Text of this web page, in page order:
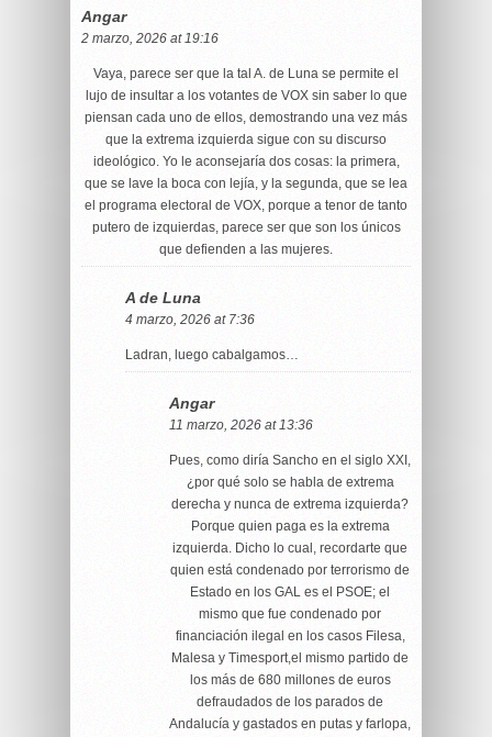
Angar
2 marzo, 2026 at 19:16
Vaya, parece ser que la tal A. de Luna se permite el
lujo de insultar a los votantes de VOX sin saber lo que
piensan cada uno de ellos, demostrando una vez más
que la extrema izquierda sigue con su discurso
ideológico. Yo le aconsejaría dos cosas: la primera,
que se lave la boca con lejía, y la segunda, que se lea
el programa electoral de VOX, porque a tenor de tanto
putero de izquierdas, parece ser que son los únicos
que defienden a las mujeres.
A de Luna
4 marzo, 2026 at 7:36
Ladran, luego cabalgamos…
Angar
11 marzo, 2026 at 13:36
Pues, como diría Sancho en el siglo XXI,
¿por qué solo se habla de extrema
derecha y nunca de extrema izquierda?
Porque quien paga es la extrema
izquierda. Dicho lo cual, recordarte que
quien está condenado por terrorismo de
Estado en los GAL es el PSOE; el
mismo que fue condenado por
financiación ilegal en los casos Filesa,
Malesa y Timesport,el mismo partido de
los más de 680 millones de euros
defraudados de los parados de
Andalucía y gastados en putas y farlopa,